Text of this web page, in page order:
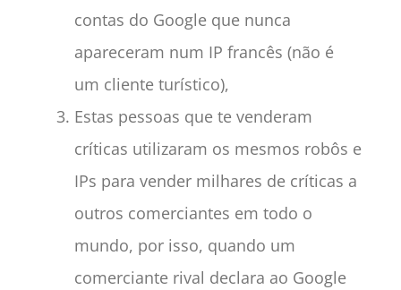
contas do Google que nunca
apareceram num IP francês (não é
um cliente turístico),
Estas pessoas que te venderam
críticas utilizaram os mesmos robôs e
IPs para vender milhares de críticas a
outros comerciantes em todo o
mundo, por isso, quando um
comerciante rival declara ao Google